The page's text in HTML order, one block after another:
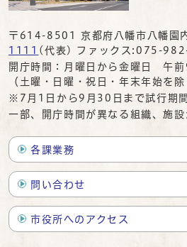
〒614-8501 京都府八幡市八幡園
1111 (代表) ファックス:075-
開庁時間：月曜日から金曜日 午
（土曜・日曜・祝日・年末年始を除
※7月1日から9月30日まで試行期間
一部、開庁時間が異なる組織、施設
各課業務
問い合わせ
市役所へのアクセス